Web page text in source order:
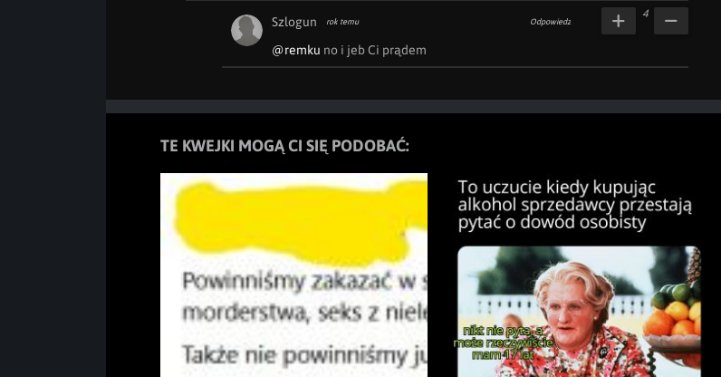
Szlogun rok temu Odpowiedz
@remku no i jeb Ci prądem
4
TE KWEJKI MOGĄ CI SIĘ PODOBAĆ: